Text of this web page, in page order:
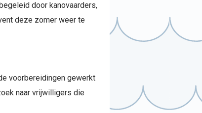
door kanovaarders,
deze zomer weer te
voorbereidingen gewerkt
naar vrijwilligers die